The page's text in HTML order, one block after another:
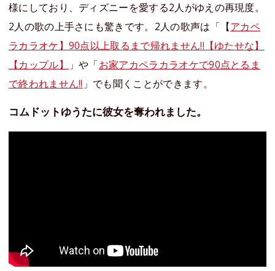
様にしており、ディズニーを愛する2人がゆえの再現度。
2人の歌の上手さにも驚きです。2人の歌声は「【アカペ
ラカラオケ】90点以上取るまで帰れません!!【ゆたせな】
【カップル】
」や「お家アカペラカラオケで90点とるま
で終われません!! 」でも聞くことができます。
コムドットゆうたに彼女を奪われました。